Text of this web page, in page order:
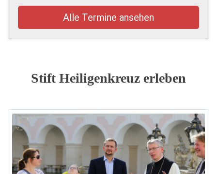
Alle Termine ansehen
Stift Heiligenkreuz erleben